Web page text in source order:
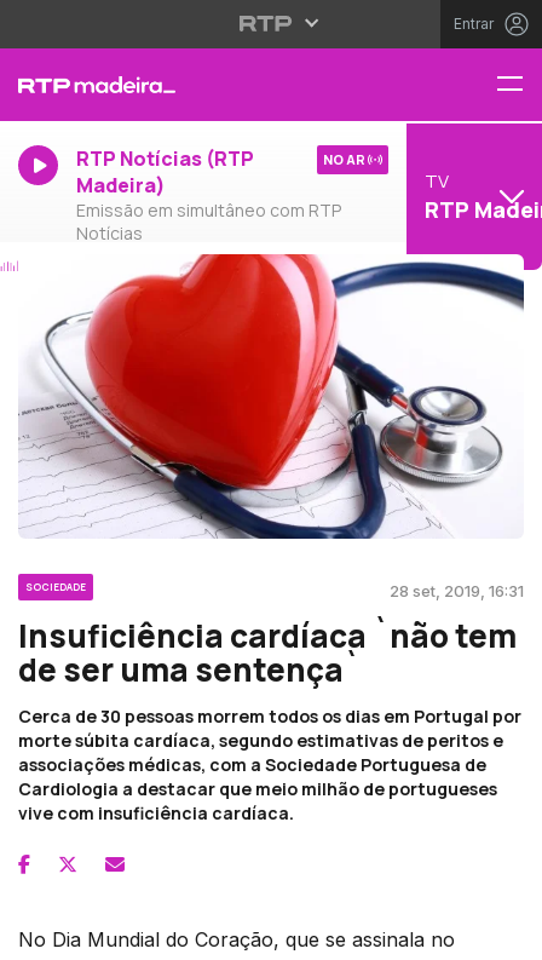
Entrar
RTP Notícias (RTP
Madeira)
Emissão em simultâneo com RTP
Notícias
NO AR
TV
RTP
SOCIEDADE 28 set, 2019, 16:31
Insuficiência cardíaca `não tem
de ser uma sentença`
Cerca de 30 pessoas morrem todos os dias em Portugal por
morte súbita cardíaca, segundo estimativas de peritos e
associações médicas, com a Sociedade Portuguesa de
Cardiologia a destacar que meio milhão de portugueses
vive com insuficiência cardíaca.
No Dia Mundial do Coração, que se assinala no